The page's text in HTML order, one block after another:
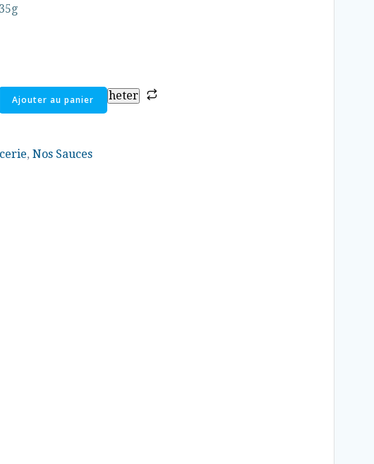
heter
Ajouter au panier
, Nos Sauces